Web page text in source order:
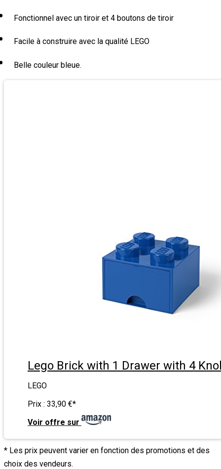
Fonctionnel avec un tiroir et 4 boutons de tiroir
Facile à construire avec la qualité LEGO
Belle couleur bleue.
Lego Brick with 1 Drawer with 4
LEGO
Prix : 33,90 €*
Voir offre sur
* Les prix peuvent varier en fonction des promotions et des
choix des vendeurs.